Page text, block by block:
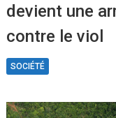
devient une
contre le viol
SOCIÉTÉ